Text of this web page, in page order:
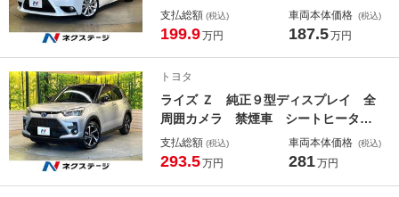
ミ 純正ナビ バックカメラ レーダ
ークルーズ シートヒーター パワー
グ 禁煙車
支払総額 (税込)
199.9万円
車両本体価格 (税込)
187.5万円
トヨタ
ライズ Ｚ 純正９型ディスプレイ 全
周囲カメラ 禁煙車 シートヒータ
ー アダプティブクルーズ クリアラ
ンスソナー ＬＥＤヘッド 純正１７
支払総額 (税込)
293.5万円
車両本体価格 (税込)
281万円